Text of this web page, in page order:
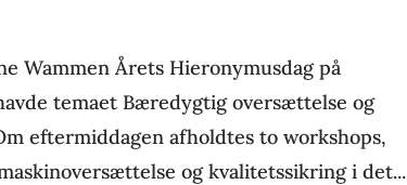
Wammen Årets Hieronymusdag på
temaet Bæredygtig oversættelse og
eftermiddagen afholdtes to workshops,
og kvalitetssikring i det...